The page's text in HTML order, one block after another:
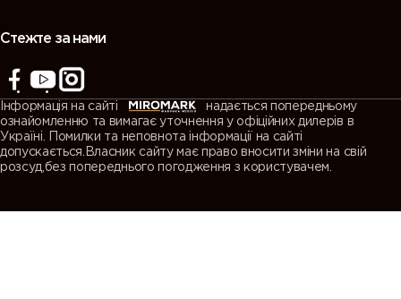
Стежте за нами
Інформація на сайті
надається попередньому
ознайомленню та вимагає уточнення у офіційних дилерів в
Україні. Помилки та неповнота інформації на сайті
допускається.Власник сайту має право вносити зміни на свій
розсуд,без попереднього погодження з користувачем.